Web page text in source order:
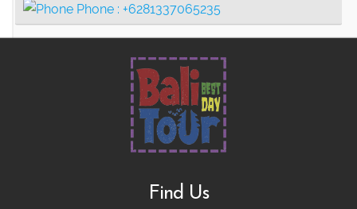
Rafting, Infinity Pool, Bali Swing & Coffee
Bali Nature Adventure Tour | River
Cave Tubing, Bali Swing, Rice Terrace &
Phone : +6281337065235
Find Us